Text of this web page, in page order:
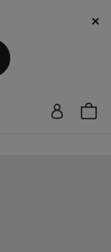
×